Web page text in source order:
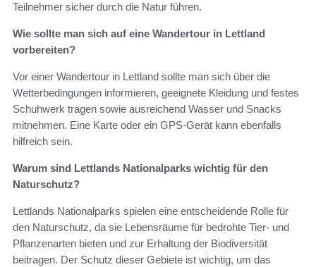
Teilnehmer sicher durch die Natur führen.
Wie sollte man sich auf eine Wandertour in Lettland
vorbereiten?
Vor einer Wandertour in Lettland sollte man sich über die
Wetterbedingungen informieren, geeignete Kleidung und festes
Schuhwerk tragen sowie ausreichend Wasser und Snacks
mitnehmen. Eine Karte oder ein GPS-Gerät kann ebenfalls
hilfreich sein.
Warum sind Lettlands Nationalparks wichtig für den
Naturschutz?
Lettlands Nationalparks spielen eine entscheidende Rolle für
den Naturschutz, da sie Lebensräume für bedrohte Tier- und
Pflanzenarten bieten und zur Erhaltung der Biodiversität
beitragen. Der Schutz dieser Gebiete ist wichtig, um das